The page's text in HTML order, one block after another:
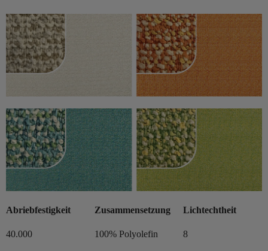
Abriebfestigkeit
40.000
Zusammensetzung
100% Polyolefin
Lichtechtheit
8